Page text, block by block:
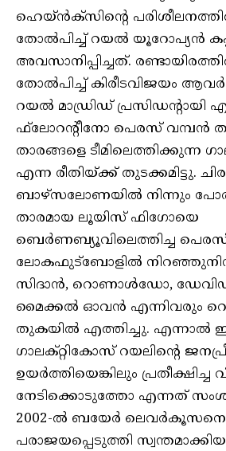
ഹെയ്ന്‍ക്‌സിന്റെ
തോല്‍പിച്ച് റയല്‍ യൂറോപ്യന്‍
അവസാനിപ്പിച്ചത്.
തോല്‍പിച്ച് കിരീടവിജയം
റയല്‍ മാഡ്രിഡ് പ്രസിഡന്റായി
ഫ്‌ലോറന്റീനോ പെരസ് വമ്പന്‍
താരങ്ങളെ ടീമിലെത്തിക്കുന്ന
എന്ന രീതിയ്ക്ക് തുടക്കമിട്ടു.
ബാഴ്‌സലോണയില്‍ നിന്നും
താരമായ ലൂയിസ് ഫിഗോയെ
ബെര്‍ണബ്യൂവിലെത്തിച്ച പെരസ്,
ലോകഫുട്‌ബോളില്‍
സിദാന്‍, റൊണാള്‍ഡോ,
മൈക്കല്‍ ഓവന്‍ എന്നിവരും
തുകയില്‍ എത്തിച്ചു. എന്നാല്‍
ഗാലക്റ്റികോസ് റയലിന്റെ
ഉയര്‍ത്തിയെങ്കിലും
നേടിക്കൊടുത്തോ എന്നത്
2002-ല്‍ ബയേര്‍ ലെവര്‍കൂസനെ
പരാജയപ്പെടുത്തി